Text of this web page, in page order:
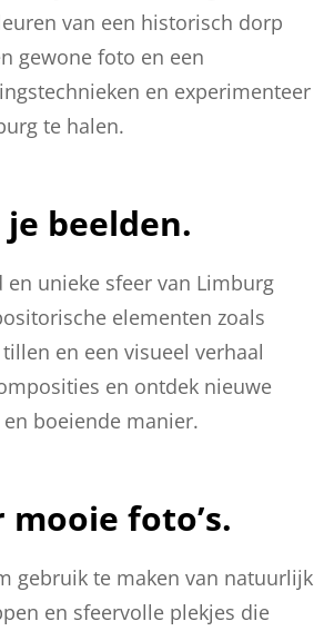
van een historisch dorp
gewone foto en een
en experimenteer
te halen.
beelden.
unieke sfeer van Limburg
elementen zoals
en een visueel verhaal
en ontdek nieuwe
boeiende manier.
foto’s.
gebruik te maken van natuurlijk
en sfeervolle plekjes die